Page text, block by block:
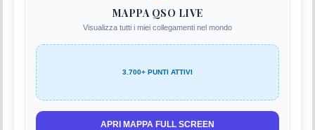
MAPPA QSO LIVE
Visualizza tutti i miei collegamenti nel mondo
3.700+ PUNTI ATTIVI
APRI MAPPA FULL SCREEN